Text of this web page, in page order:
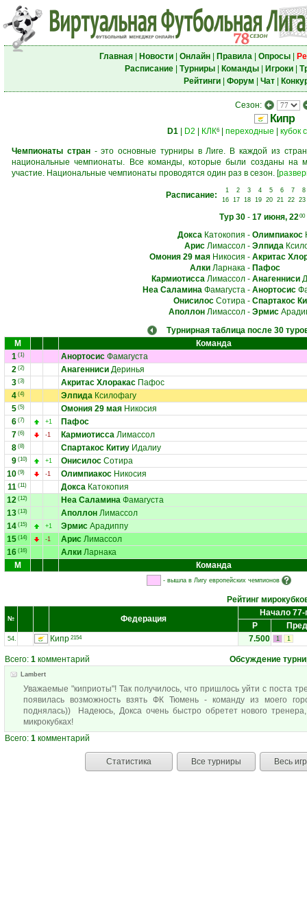
Главная| Новости| Онлайн| Правила| Опросы|
Расписание| Турниры| Команды| Игроки|
Рейтинги| Форум Чат|
Сезон:
Кипр
D1 D2 КЛК6 переходные кубок
Чемпионаты стран- это основные турниры в Лиге. В каждой из
национальные чемпионаты. Все команды, которые были созданы на
участие. Национальные чемпионаты проводятся один раз в сезон. [
Расписание: 1 2 3 4 5 6 7
8
16
17 18 19 20 21 22 23
Тур 30- 17 июня, 2200
ДоксаКатокопия - Олимпиакос
АрисЛимассол- Элпида
Омония 29 маяНикосия - Акритас
АлкиЛарнака- Пафос
КармиотиссаЛимассол- Анагенниси
Неа СаламинаФамагуста- Анортосис
ОнисилосСотира- Спартакос
АполлонЛимассол- Эрмис
Турнирная таблица после 30
М
Команда
1 (1) Анортосис Фамагуста
2 (2) Анагенниси Деринья
3 (3) Акритас Хлоракас Пафос
4 (4) Элпида Ксилофагу
5 (5) Омония 29 мая Никосия
6 (7) +1
Пафос
7 (6) -1 Кармиотисса Лимассол
8 (8) Спартакос Китиу Идалиу
9 (10) +1 Онисилос Сотира
10 (9) -1 Олимпиакос Никосия
11 (11) Докса Катокопия
12 (12) Неа Саламина Фамагуста
13 (13) Аполлон Лимассол
14 (15) +1 Эрмис Арадиппу
15 (14) -1 Арис Лимассол
16 (16) Алки Ларнака
М
Команда
- вышла в Лигу европейских чемпионов
Рейтинг
№ Федерация
Начало 77-
Р
54. Кипр 2154 7.500 1 1
Всего: 1 комментарий Обсуждение
Lambert
Уважаемые "киприоты"! Так получилось, что пришлось уйти с поста
появилась возможность взять ФК Тюмень - команду из моего
поднялась)) Надеюсь, Докса очень быстро обретет нового
микрокубках!
Всего: 1 комментарий
Статистика Все турниры Весь